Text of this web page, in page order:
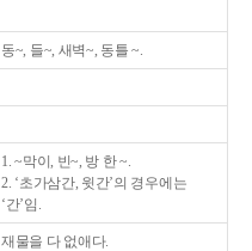
동~, 들~, 새벽~, 동틀 ~.
1. ~막이, 빈~, 방 한 ~.
2. ‘초가삼간, 윗간’의 경우에는
‘간’임.
재물을 다 없애다.